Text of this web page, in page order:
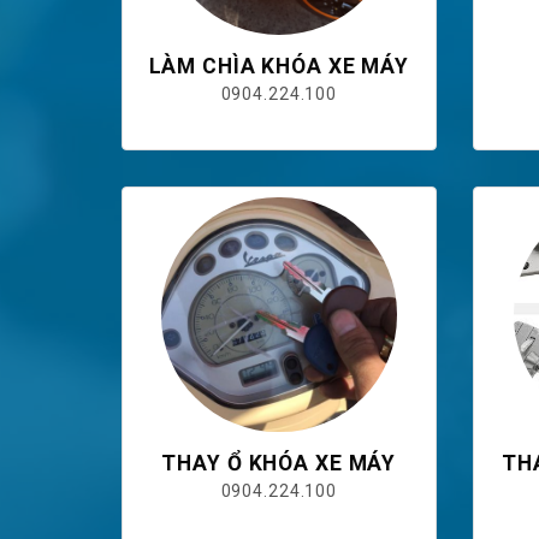
LÀM CHÌA KHÓA XE MÁY
0904.224.100
THAY Ổ KHÓA XE MÁY
0904.224.100